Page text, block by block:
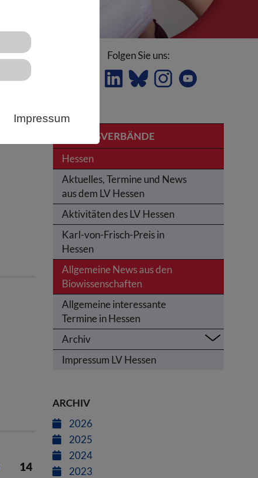
Impressum
14
Folgen Sie uns:
LANDESVERBÄNDE
Hessen
Aktuelles, Termine und News
aus dem LV Hessen
Aktivitäten des LV Hessen
Karl-von-Frisch-Preis in
Hessen
Allgemeine News aus den
Biowissenschaften
Allgemeine interessante
Termine in Hessen
Archiv
Impressum LV Hessen
ARCHIV
2026
2025
2024
2023